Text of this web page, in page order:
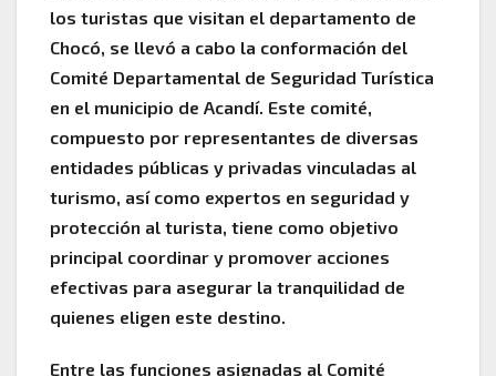
los turistas que visitan el departamento de
Chocó, se llevó a cabo la conformación del
Comité Departamental de Seguridad Turística
en el municipio de Acandí. Este comité,
compuesto por representantes de diversas
entidades públicas y privadas vinculadas al
turismo, así como expertos en seguridad y
protección al turista, tiene como objetivo
principal coordinar y promover acciones
efectivas para asegurar la tranquilidad de
quienes eligen este destino.
Entre las funciones asignadas al Comité